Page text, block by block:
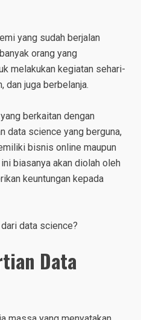
yang sudah berjalan
orang yang
melakukan kegiatan sehari-
dan juga berbelanja.
berkaitan dengan
data science yang berguna,
bisnis online maupun
biasanya akan diolah oleh
keuntungan kepada
data science?
Data